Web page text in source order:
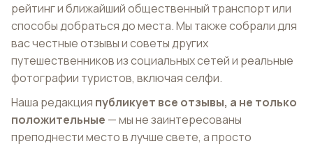
рейтинг и ближайший общественный транспорт или
способы добраться до места. Мы также собрали для
вас честные отзывы и советы других
путешественников из социальных сетей и реальные
фотографии туристов, включая селфи.
Наша редакция публикует все отзывы, а не только
положительные — мы не заинтересованы
преподнести место в лучше свете, а просто